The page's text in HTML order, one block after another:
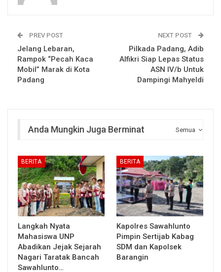
PREV POST
Jelang Lebaran,
Rampok “Pecah Kaca
Mobil” Marak di Kota
Padang
NEXT POST
Pilkada Padang, Adib
Alfikri Siap Lepas Status
ASN IV/b Untuk
Dampingi Mahyeldi
Semua
Anda Mungkin Juga Berminat
BERITA
Langkah Nyata
Mahasiswa UNP
Abadikan Jejak Sejarah
Nagari Taratak Bancah
Sawahlunto…
BERITA
Kapolres Sawahlunto
Pimpin Sertijab Kabag
SDM dan Kapolsek
Barangin